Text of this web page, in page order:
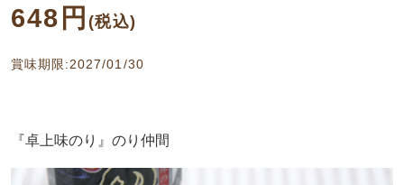
648円 (税込)
賞味期限:2027/01/30
『卓上味のり』のり仲間